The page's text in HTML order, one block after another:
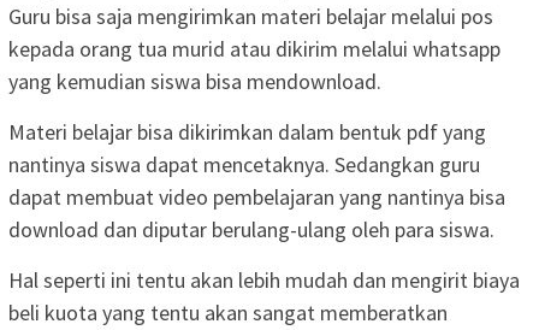
Guru bisa saja mengirimkan materi belajar melalui pos
kepada orang tua murid atau dikirim melalui whatsapp
yang kemudian siswa bisa mendownload.
Materi belajar bisa dikirimkan dalam bentuk pdf yang
nantinya siswa dapat mencetaknya. Sedangkan guru
dapat membuat video pembelajaran yang nantinya bisa
download dan diputar berulang-ulang oleh para siswa.
Hal seperti ini tentu akan lebih mudah dan mengirit biaya
beli kuota yang tentu akan sangat memberatkan